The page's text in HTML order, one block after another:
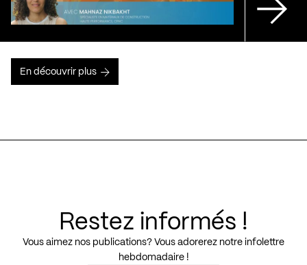
En découvrir plus
Restez informés !
Vous aimez nos publications? Vous adorerez notre infolettre
hebdomadaire !